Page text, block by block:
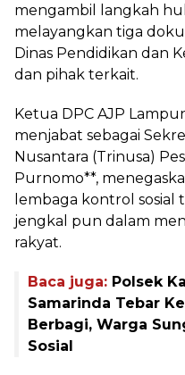
mengambil langkah
melayangkan tiga
Dinas Pendidikan dan
dan pihak terkait.
Ketua DPC AJP
menjabat sebagai
Nusantara (Trinusa)
Purnomo**,
lembaga kontrol
jengkal pun dalam
rakyat.
Baca juga: Polsek
Samarinda Tebar
Berbagi, Warga
Sosial